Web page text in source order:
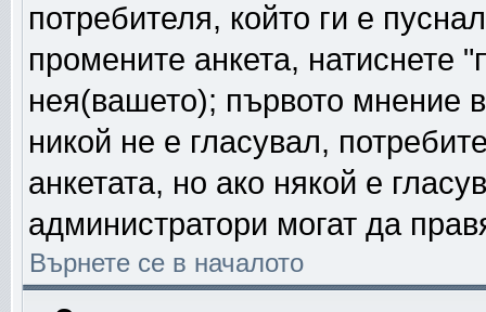
потребителя, който ги е
промените анкета, натиснете
нея(вашето); първото мнение
никой не е гласувал,
анкетата, но ако някой е
администратори могат да
Върнете се в началото